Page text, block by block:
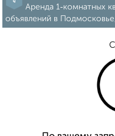
Аренда 1‑комнатных
объявлений в